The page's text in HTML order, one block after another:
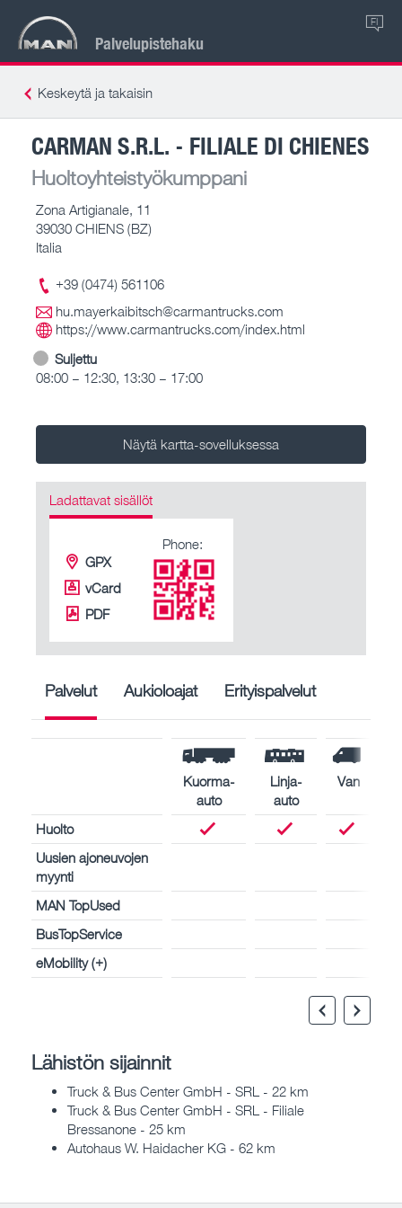
Palvelupistehaku
FI
Keskeytä ja takaisin
CARMAN S.R.L. - FILIALE DI CHIENES
Huoltoyhteistyökumppani
Zona Artigianale, 11
39030 CHIENS (BZ)
Italia
+39 (0474) 561106
hu.mayerkaibitsch@carmantrucks.com
https://www.carmantrucks.com/index.html
Suljettu
08:00 – 12:30, 13:30 – 17:00
Näytä kartta-sovelluksessa
Ladattavat sisällöt
GPX
vCard
PDF
Phone:
Palvelut Aukioloajat Erityispalvelut
Kuorma-
auto
Linja-
auto
Van
Huolto
Uusien ajoneuvojen
myynti
MAN TopUsed
BusTopService
eMobility (+)
Lähistön sijainnit
Truck & Bus Center GmbH - SRL - 22 km
Truck & Bus Center GmbH - SRL - Filiale
Bressanone - 25 km
Autohaus W. Haidacher KG - 62 km